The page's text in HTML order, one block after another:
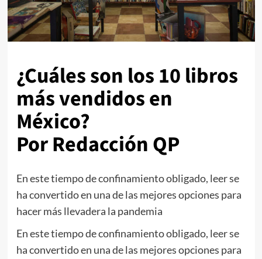
¿Cuáles son los 10 libros
más vendidos en
México?
Por Redacción QP
En este tiempo de confinamiento obligado, leer se
ha convertido en una de las mejores opciones para
hacer más llevadera la pandemia
En este tiempo de confinamiento obligado, leer se
ha convertido en una de las mejores opciones para